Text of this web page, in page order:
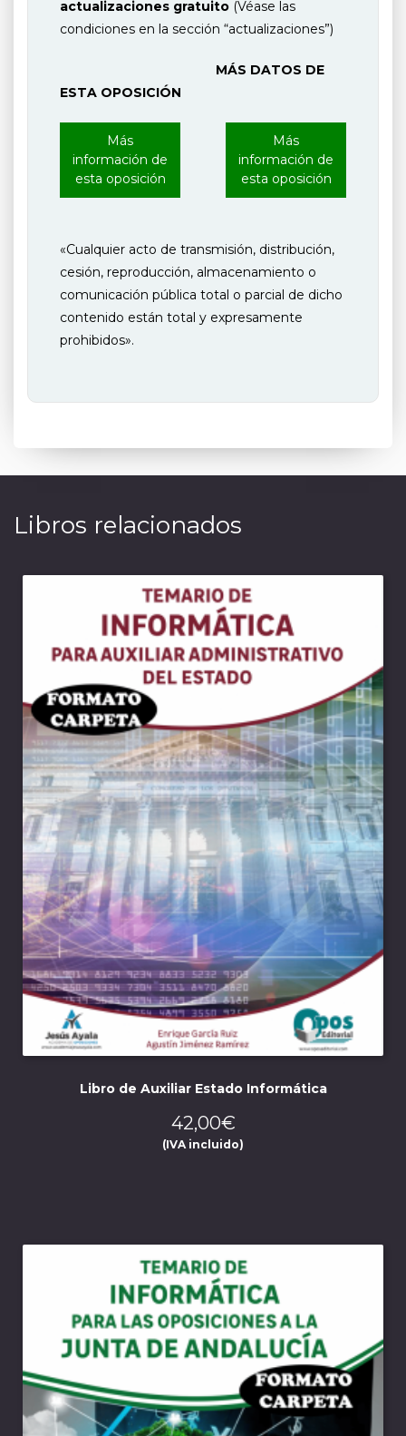
actualizaciones gratuito (Véase las
condiciones en la sección “actualizaciones”)
MÁS DATOS DE
ESTA OPOSICIÓN
Más
información de
esta oposición
Más
información de
esta oposición
«Cualquier acto de transmisión, distribución,
cesión, reproducción, almacenamiento o
comunicación pública total o parcial de dicho
contenido están total y expresamente
prohibidos».
Libros relacionados
Libro de Auxiliar Estado Informática
42,00€
(IVA incluido)